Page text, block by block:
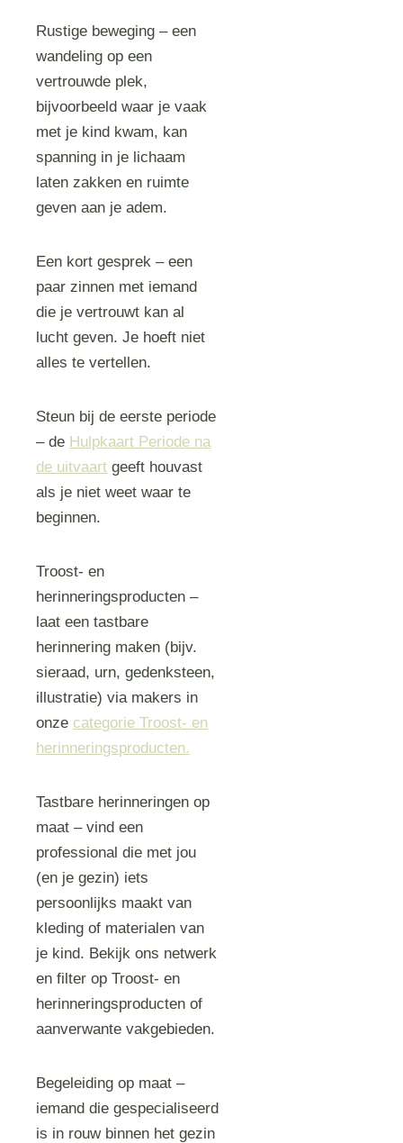
Rustige beweging – een
wandeling op een
vertrouwde plek,
bijvoorbeeld waar je vaak
met je kind kwam, kan
spanning in je lichaam
laten zakken en ruimte
geven aan je adem.
Een kort gesprek – een
paar zinnen met iemand
die je vertrouwt kan al
lucht geven. Je hoeft niet
alles te vertellen.
Steun bij de eerste periode
– de Hulpkaart Periode na
de uitvaart geeft houvast
als je niet weet waar te
beginnen.
Troost‑ en
herinneringsproducten –
laat een tastbare
herinnering maken (bijv.
sieraad, urn, gedenksteen,
illustratie) via makers in
onze categorie Troost‑ en
herinneringsproducten.
Tastbare herinneringen op
maat – vind een
professional die met jou
(en je gezin) iets
persoonlijks maakt van
kleding of materialen van
je kind. Bekijk ons netwerk
en filter op Troost‑ en
herinneringsproducten of
aanverwante vakgebieden.
Begeleiding op maat –
iemand die gespecialiseerd
is in rouw binnen het gezin